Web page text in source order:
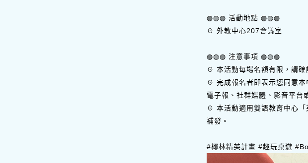
◍◍◍ 活動地點 ◍◍◍
☉ 外教中心207會議室
◍◍◍ 注意事項 ◍◍◍
☉ 本活動每場名額有限，請確
☉ 完成報名者即表示您同意本
電子報、社群媒體、影音平台
☉ 本活動適用雙語教育中心「
補發。
#椰林精英計畫 #趣玩桌遊